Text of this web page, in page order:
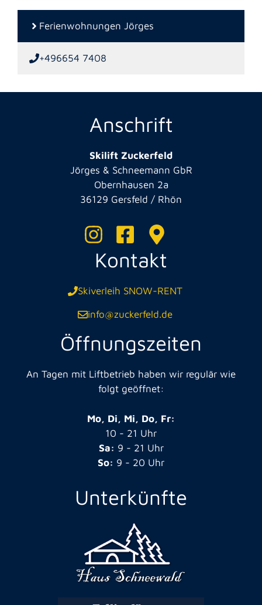
Ferienwohnungen Jörges
+496654 7408
Anschrift
Skilift Zuckerfeld
Jörges & Schneemann GbR
Obernhausen 2a
36129 Gersfeld / Rhön
Kontakt
Skiverleih SNOW-RENT
info@zuckerfeld.de
Öffnungszeiten
An Tagen mit Liftbetrieb haben wir regulär wie
folgt geöffnet:
Mo, Di, Mi, Do, Fr:
10 - 21 Uhr
Sa: 9 - 21 Uhr
So: 9 - 20 Uhr
Unterkünfte